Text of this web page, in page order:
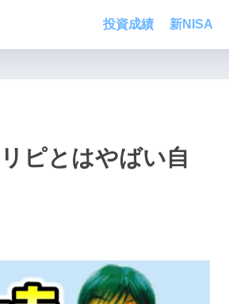
投資成績 新NISA
ピとはやばい自